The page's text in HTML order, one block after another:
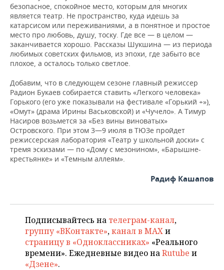
безопасное, спокойное место, которым для многих
является театр. Не пространство, куда идешь за
катарсисом или переживаниями, а в понятное и простое
место про любовь, душу, тоску. Где все — в целом —
заканчивается хорошо. Рассказы Шукшина — из периода
любимых советских фильмов, из эпохи, где забыто все
плохое, а осталось только светлое.
Добавим, что в следующем сезоне главный режиссер
Радион Букаев собирается ставить «Легкого человека»
Горького (его уже показывали на фестивале «Горький +»),
«Омут» (драма Ирины Васьковской) и «Чучело». А Тимур
Насиров возьмется за «Без вины виноватых»
Островского. При этом 3—9 июля в ТЮЗе пройдет
режиссерская лаборатория «Театр у школьной доски» с
тремя эскизами — по «Дому с мезонином», «Барышне-
крестьянке» и «Темным аллеям».
Радиф Кашапов
Подписывайтесь на телеграм-канал,
группу «ВКонтакте»,канал в MAXи
страницу в «Одноклассниках» «Реального
времени». Ежедневные видео наRutube и
«Дзене».